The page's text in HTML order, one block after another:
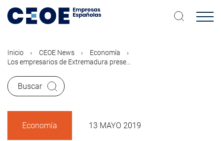
contenido
Inicio CEOE News
Economía
Los empresarios de Extremadura prese...
Buscar
Economía 13 MAYO 2019